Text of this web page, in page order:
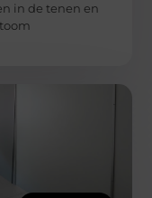
in de tenen en